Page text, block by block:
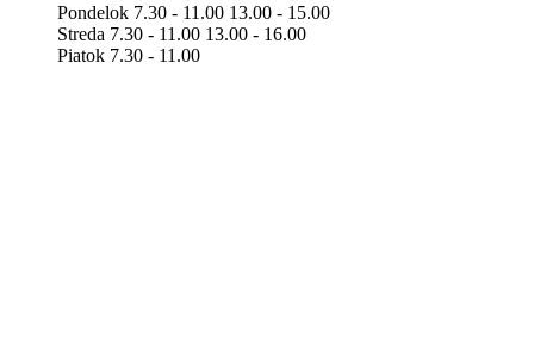
Pondelok 7.30 - 11.00 13.00 - 15.00
Streda 7.30 - 11.00 13.00 - 16.00
Piatok 7.30 - 11.00